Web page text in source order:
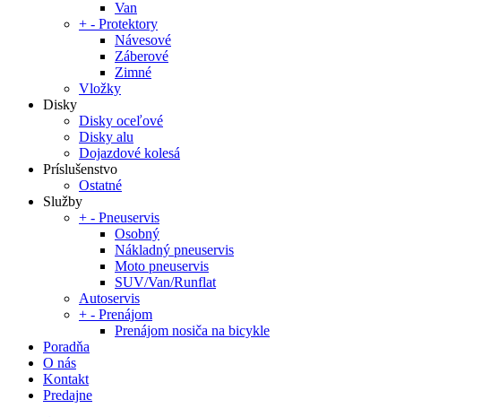
Van
+ - Protektory
Návesové
Záberové
Zimné
Vložky
Disky
Disky oceľové
Disky alu
Dojazdové kolesá
Príslušenstvo
Ostatné
Služby
+ - Pneuservis
Osobný
Nákladný pneuservis
Moto pneuservis
SUV/Van/Runflat
Autoservis
+ - Prenájom
Prenájom nosiča na bicykle
Poradňa
O nás
Kontakt
Predajne